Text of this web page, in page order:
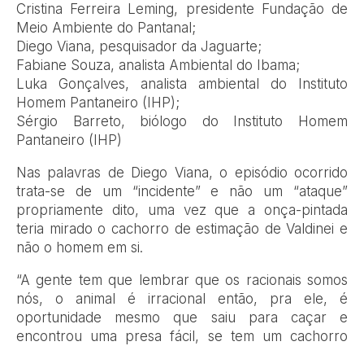
Cristina Ferreira Leming, presidente Fundação de
Meio Ambiente do Pantanal;
Diego Viana, pesquisador da Jaguarte;
Fabiane Souza, analista Ambiental do Ibama;
Luka Gonçalves, analista ambiental do Instituto
Homem Pantaneiro (IHP);
Sérgio Barreto, biólogo do Instituto Homem
Pantaneiro (IHP)
Nas palavras de Diego Viana, o episódio ocorrido
trata-se de um “incidente” e não um “ataque”
propriamente dito, uma vez que a onça-pintada
teria mirado o cachorro de estimação de Valdinei e
não o homem em si.
“A gente tem que lembrar que os racionais somos
nós, o animal é irracional então, pra ele, é
oportunidade mesmo que saiu para caçar e
encontrou uma presa fácil, se tem um cachorro